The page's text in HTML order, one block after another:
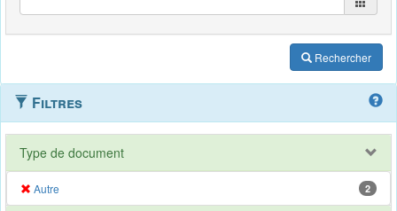
Rechercher
Filtres
Type de document
Autre 2